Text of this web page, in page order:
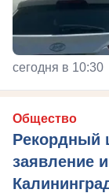
сегодня в 10:30
Общество
Рекордный
заявление